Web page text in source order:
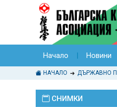
Начало Новини
НАЧАЛО
СНИМКИ